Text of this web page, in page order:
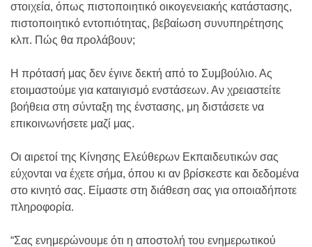
στοιχεία, όπως πιστοποιητικό οικογενειακής κατάστασης,
πιστοποιητικό εντοπιότητας, βεβαίωση συνυπηρέτησης
κλπ. Πώς θα προλάβουν;
Η πρότασή μας δεν έγινε δεκτή από το Συμβούλιο. Ας
ετοιμαστούμε για καταιγισμό ενστάσεων. Αν χρειαστείτε
βοήθεια στη σύνταξη της ένστασης, μη διστάσετε να
επικοινωνήσετε μαζί μας.
Οι αιρετοί της Κίνησης Ελεύθερων Εκπαιδευτικών σας
εύχονται να έχετε σήμα, όπου κι αν βρίσκεστε και δεδομένα
στο κινητό σας. Είμαστε στη διάθεση σας για οποιαδήποτε
πληροφορία.
“Σας ενημερώνουμε ότι η αποστολή του ενημερωτικού